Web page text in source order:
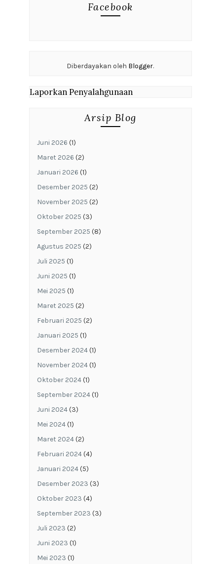
Facebook
Diberdayakan oleh Blogger.
Laporkan Penyalahgunaan
Arsip Blog
Juni 2026 (1)
Maret 2026 (2)
Januari 2026 (1)
Desember 2025 (2)
November 2025 (2)
Oktober 2025 (3)
September 2025 (8)
Agustus 2025 (2)
Juli 2025 (1)
Juni 2025 (1)
Mei 2025 (1)
Maret 2025 (2)
Februari 2025 (2)
Januari 2025 (1)
Desember 2024(1)
November 2024(1)
Oktober 2024(1)
September 2024(1)
Juni 2024(3)
Mei 2024(1)
Maret 2024(2)
Februari 2024(4)
Januari 2024(5)
Desember 2023 (3)
Oktober 2023 (4)
September 2023 (3)
Juli 2023 (2)
Juni 2023 (1)
Mei 2023 (1)